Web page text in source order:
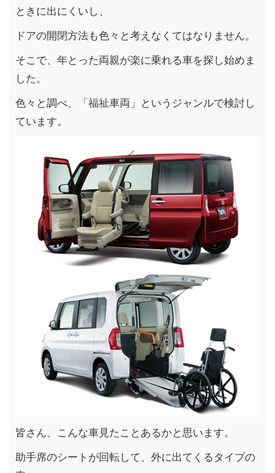
ときに出にくいし、
ドアの開閉方法も色々と考えなくてはなりません。
そこで、年とった両親が楽に乗れる車を探し始めま
した。
色々と調べ、「福祉車両」というジャンルで検討し
ています。
皆さん、こんな車見たことあるかと思います。
助手席のシートが回転して、外に出てくるタイプの